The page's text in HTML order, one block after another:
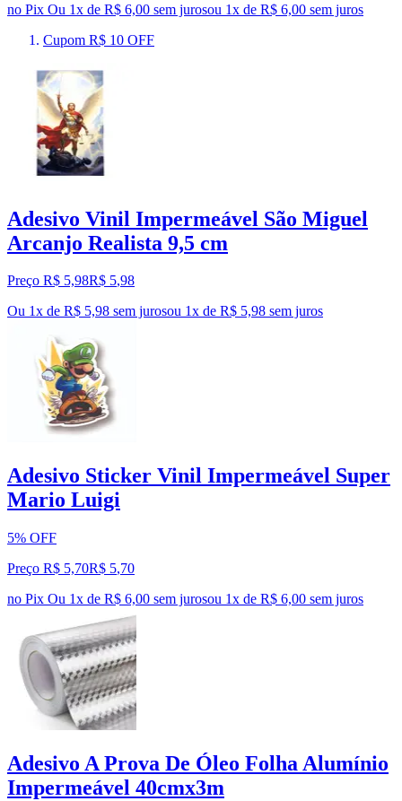
no Pix Ou 1x de R$ 6,00 sem jurosou 1x de R$ 6,00 sem juros
Cupom R$ 10 OFF
Adesivo Vinil Impermeável São Miguel
Arcanjo Realista 9,5 cm
Preço R$ 5,98R$ 5,98
Ou 1x de R$ 5,98 sem jurosou 1x de R$ 5,98 sem juros
Adesivo Sticker Vinil Impermeável Super
Mario Luigi
5% OFF
Preço R$ 5,70R$ 5,70
no Pix Ou 1x de R$ 6,00 sem jurosou 1x de R$ 6,00 sem juros
Adesivo A Prova De Óleo Folha Alumínio
Impermeável 40cmx3m